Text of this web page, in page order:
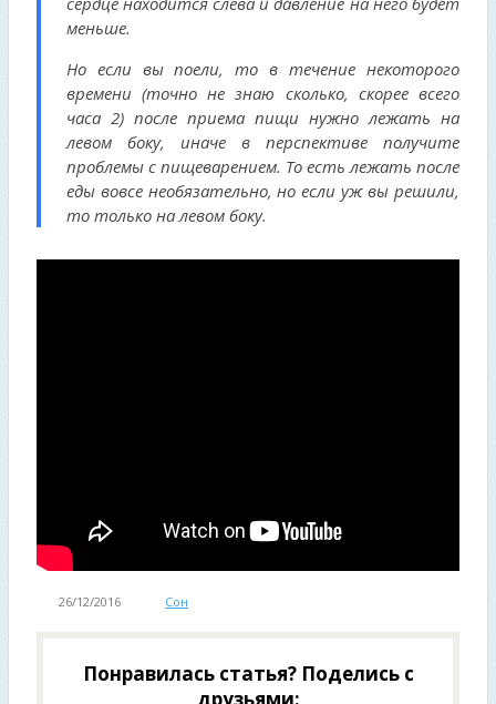
меньше.
Но если вы поели, то в течение некоторого
времени (точно не знаю сколько, скорее всего
часа 2) после приема пищи нужно лежать на
левом боку, иначе в перспективе получите
проблемы с пищеварением. То есть лежать после
еды вовсе необязательно, но если уж вы решили,
то только на левом боку.
26/12/2016 Сон
Понравилась статья? Поделись с
друзьями: